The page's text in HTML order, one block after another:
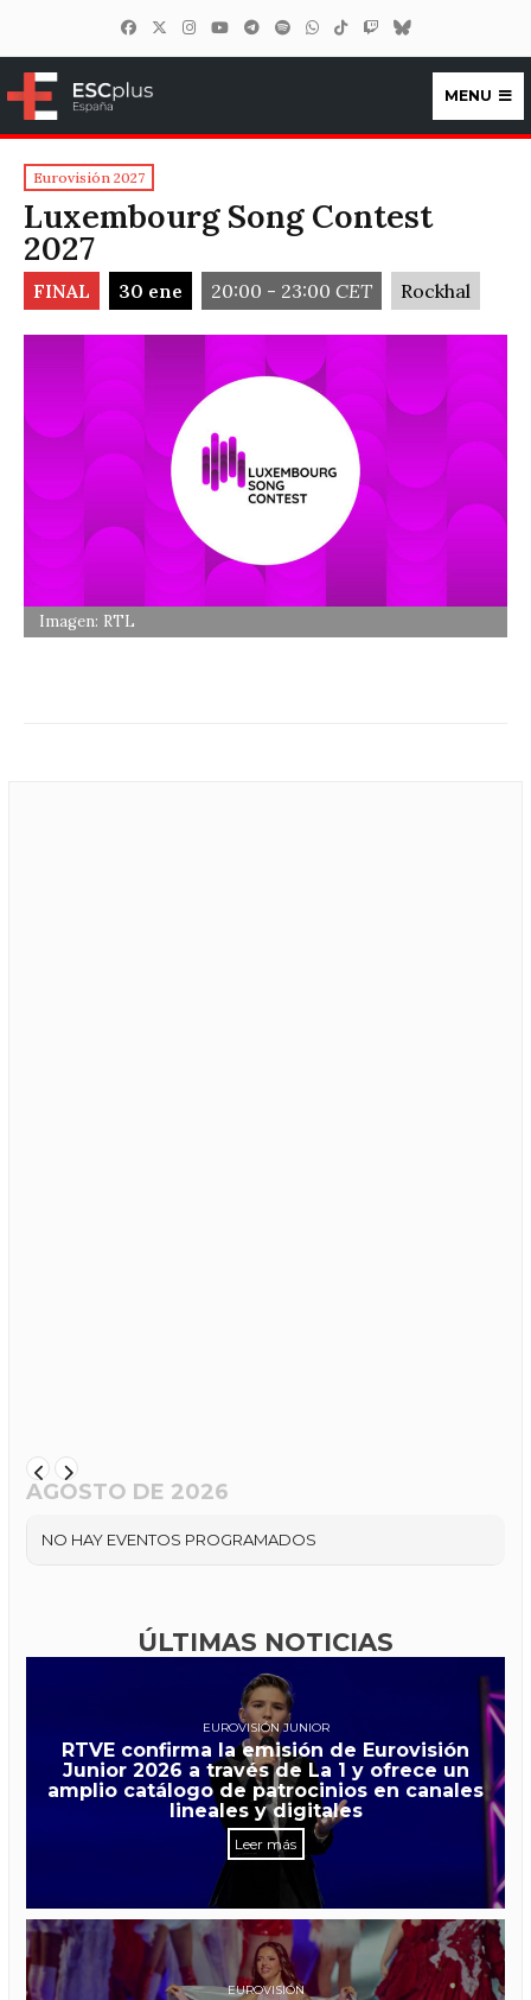
ESCplus España
MENU
Eurovisión 2027
Luxembourg Song Contest
2027
FINAL 30 ene 20:00 - 23:00 CET Rockhal
Imagen: RTL
AGOSTO DE 2026
NO HAY EVENTOS PROGRAMADOS
ÚLTIMAS NOTICIAS
EUROVISIÓN JUNIOR
RTVE confirma la emisión de Eurovisión
Junior 2026 a través de La 1 y ofrece un
amplio catálogo de patrocinios en canales
lineales y digitales
Leer más
EUROVISIÓN